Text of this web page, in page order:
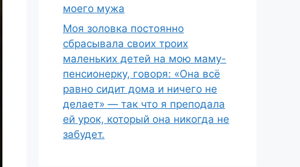
моего мужа
Моя золовка постоянно
сбрасывала своих троих
маленьких детей на мою маму-
пенсионерку, говоря: «Она всё
равно сидит дома и ничего не
делает» — так что я преподала
ей урок, который она никогда не
забудет.